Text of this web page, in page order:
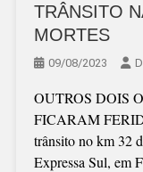
TRÂNSITO
MORTES
09/08/2023
OUTROS DOIS
FICARAM
trânsito no km 32
Expressa Sul, em